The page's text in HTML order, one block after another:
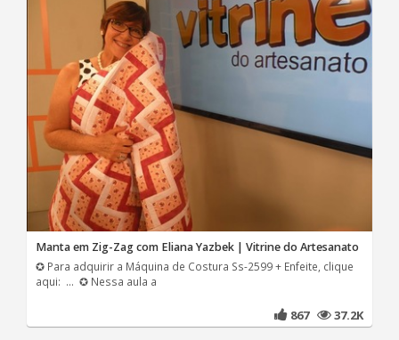
Manta em Zig-Zag com Eliana Yazbek | Vitrine do Artesanato
✪ Para adquirir a Máquina de Costura Ss-2599 + Enfeite, clique
aqui: ... ✪ Nessa aula a
867 37.2K